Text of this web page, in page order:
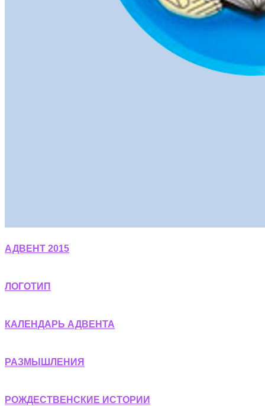
АДВЕНТ 2015
ЛОГОТИП
КАЛЕНДАРЬ АДВЕНТА
РАЗМЫШЛЕНИЯ
РОЖДЕСТВЕНСКИЕ ИСТОРИИ